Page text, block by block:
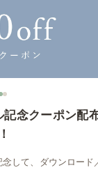
記念クーポン配
して、ダウンロード